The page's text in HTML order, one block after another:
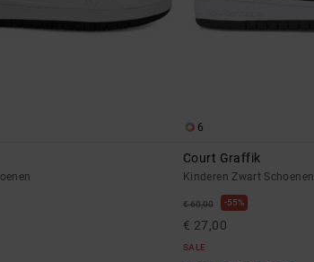
6
Court Graffik
Kinderen Zwart Schoenen
€ 60,00 55%
€ 27,00
SALE